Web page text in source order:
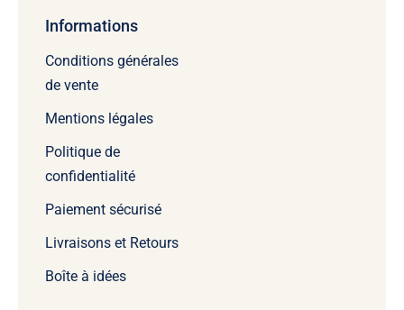
Informations
Conditions générales
de vente
Mentions légales
Politique de
confidentialité
Paiement sécurisé
Livraisons et Retours
Boîte à idées